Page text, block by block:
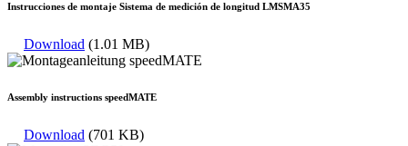
Instrucciones de montaje Sistema de medición de longitud LMSMA35
Download (1.01 MB)
Assembly instructions speedMATE
Download (701 KB)